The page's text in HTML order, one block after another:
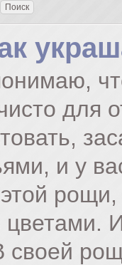
для
и у
этой
цветами.
своей